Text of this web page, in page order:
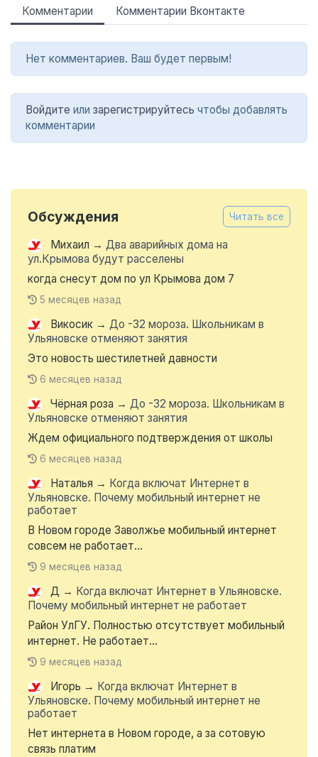
Комментарии Комментарии Вконтакте
Нет комментариев. Ваш будет первым!
Войдите или зарегистрируйтесь чтобы добавлять
комментарии
Обсуждения Читать все
Михаил → Два аварийных дома на
ул.Крымова будут расселены
когда снесут дом по ул Крымова дом 7
5 месяцев назад
Викосик → До -32 мороза. Школьникам в
Ульяновске отменяют занятия
Это новость шестилетней давности
6 месяцев назад
Чёрная роза → До -32 мороза. Школьникам в
Ульяновске отменяют занятия
Ждем официального подтверждения от школы
6 месяцев назад
Наталья → Когда включат Интернет в
Ульяновске. Почему мобильный интернет не
работает
В Новом городе Заволжье мобильный интернет
совсем не работает...
9 месяцев назад
Д → Когда включат Интернет в Ульяновске.
Почему мобильный интернет не работает
Район УлГУ. Полностью отсутствует мобильный
интернет. Не работает...
9 месяцев назад
Игорь → Когда включат Интернет в
Ульяновске. Почему мобильный интернет не
работает
Нет интернета в Новом городе, а за сотовую
связь платим